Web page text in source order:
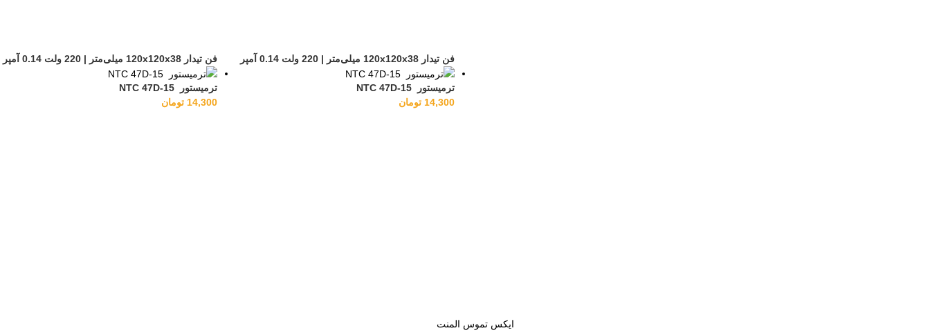
فن تیدار 120x120x38 میلی‌متر | 220 ولت 0.14 آمپر
ترمیستور NTC 47D-15
14,300 تومان
فن تیدار 120x120x38 میلی‌متر | 220 ولت 0.14 آمپر
ترمیستور NTC 47D-15
14,300 تومان
ایکس تموس المنت